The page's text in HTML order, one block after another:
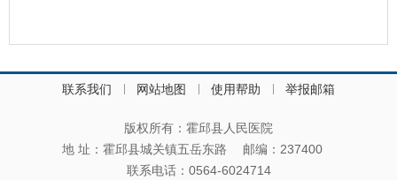
联系我们 网站地图 使用帮助 举报邮箱
版权所有：霍邱县人民医院
地 址：霍邱县城关镇五岳东路
邮编：237400
联系电话：0564-6024714